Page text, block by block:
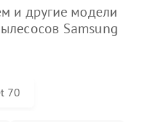
и другие модели
Samsung
70